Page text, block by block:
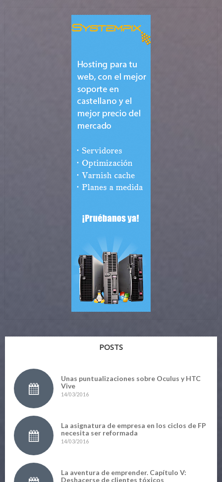
POSTS
Unas puntualizaciones sobre Oculus y HTC
Vive
14/03/2016
La asignatura de empresa en los ciclos de FP
necesita ser reformada
14/03/2016
La aventura de emprender. Capítulo V:
Deshacerse de clientes tóxicos